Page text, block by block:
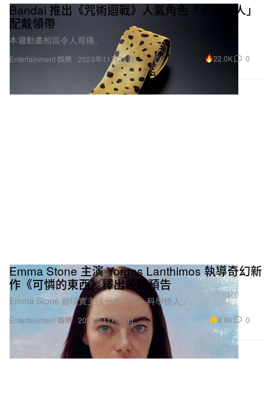
Entertainment 娛樂
Bandai 推出《咒術迴戰》人氣角色「七海建人」
配戴領帶
本週動畫相當令人胃痛。
2023年11月24日 22.0K 0
Entertainment 娛樂
Emma Stone 主演 Yorgos Lanthimos 執導奇幻新
作《可憐的東西》釋出最新預告
Emma Stone 超現實主演一名「女・科學怪人」。
2023年11月23日 8.8K 0